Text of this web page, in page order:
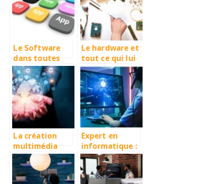
Le Software
dans toutes
ses états
Le hardware et
tout ce qui lui
concerne
La création
multimédia
par Francis
Baconnet
Expert en
informatique :
un guide pour
en arriver